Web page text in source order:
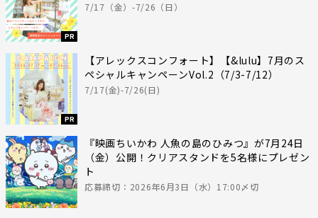
PR
7/17（金）-7/26（日）
PR
【アレックスコンフォート】【&lulu】7月のス
ペシャルキャンペーンVol.2（7/3-7/12）
7/17(金)-7/26(日)
『映画ちいかわ 人魚の島のひみつ』が7月24日
（金）公開！クリアスタンドを5名様にプレゼン
ト
応募締切：2026年6月3日（水）17:00〆切